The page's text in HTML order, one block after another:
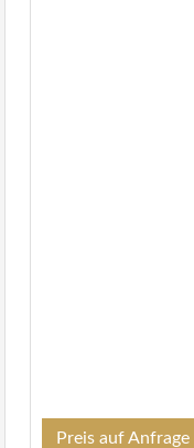
Preis auf Anfrage